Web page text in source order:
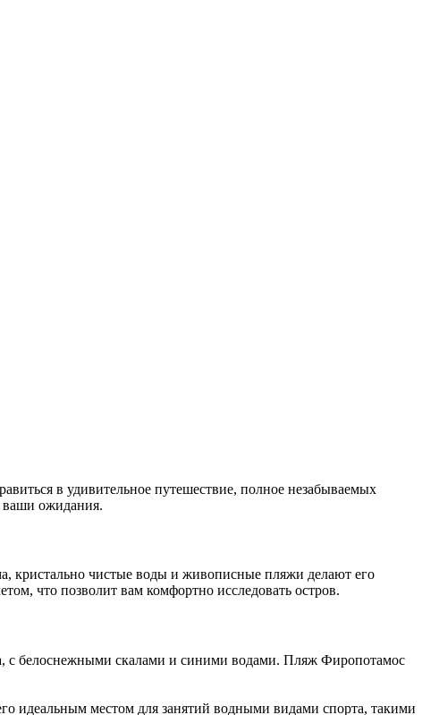
в удивительное путешествие, полное незабываемых
ваши ожидания.
кристально чистые воды и живописные пляжи делают его
что позволит вам комфортно исследовать остров.
с белоснежными скалами и синими водами. Пляж Фиропотамос
идеальным местом для занятий водными видами спорта, такими